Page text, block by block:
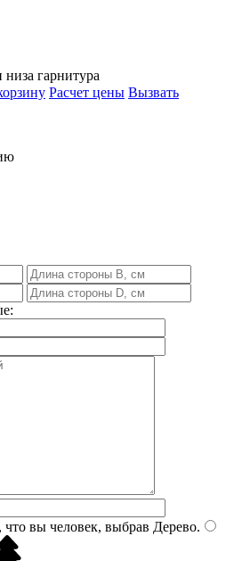
низа гарнитура
Расчет цены Вызвать
вы человек, выбрав Дерево.